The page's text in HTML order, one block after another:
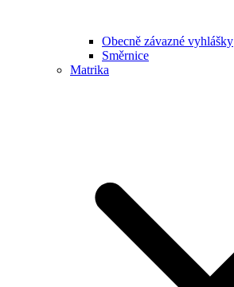
Obecně závazné vyhlášky
Směrnice
Matrika